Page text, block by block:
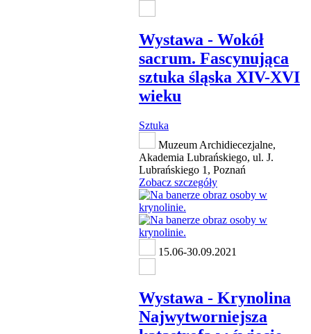
Wystawa - Wokół
sacrum. Fascynująca
sztuka śląska XIV-XVI
wieku
Sztuka
Muzeum Archidiecezjalne,
Akademia Lubrańskiego, ul. J.
Lubrańskiego 1, Poznań
Zobacz szczegóły
15.06-30.09.2021
Wystawa - Krynolina
Najwytworniejsza